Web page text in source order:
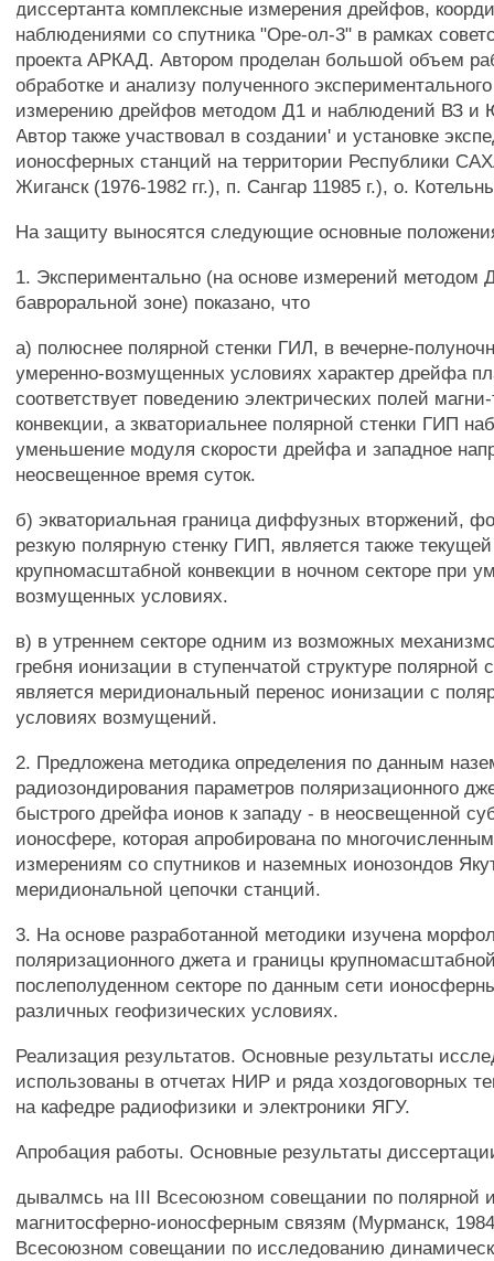
диссертанта комплексные измерения дрейфов,
наблюдениями со спутника "Оре-ол-3" в рамках
проекта АРКАД. Автором проделан большой объем
обработке и анализу полученного
измерению дрейфов методом Д1 и наблюдений ВЗ
Автор также участвовал в создании' и установке
ионосферных станций на территории Республики
Жиганск (1976-1982 гг.), п. Сангар 11985 г.), о.
На защиту выносятся следующие основные
1. Экспериментально (на основе измерений методом
бавроральной зоне) показано, что
а) полюснее полярной стенки ГИЛ, в вечерне-
умеренно-возмущенных условиях характер дрейфа
соответствует поведению электрических полей
конвекции, а зкваториальнее полярной стенки ГИП
уменьшение модуля скорости дрейфа и западное
неосвещенное время суток.
б) экваториальная граница диффузных вторжений,
резкую полярную стенку ГИП, является также
крупномасштабной конвекции в ночном секторе при
возмущенных условиях.
в) в утреннем секторе одним из возможных
гребня ионизации в ступенчатой структуре полярной
является меридиональный перенос ионизации с
условиях возмущений.
2. Предложена методика определения по данным
радиозондирования параметров поляризационного
быстрого дрейфа ионов к западу - в неосвещенной
ионосфере, которая апробирована по
измерениям со спутников и наземных ионозондов
меридиональной цепочки станций.
3. На основе разработанной методики изучена
поляризационного джета и границы
послеполуденном секторе по данным сети
различных геофизических условиях.
Реализация результатов. Основные результаты
использованы в отчетах НИР и ряда хоздоговорных
на кафедре радиофизики и электроники ЯГУ.
Апробация работы. Основные результаты
дывалмсь на III Всесоюзном совещании по полярной
магнитосферно-ионосферным связям (Мурманск,
Всесоюзном совещании по исследованию